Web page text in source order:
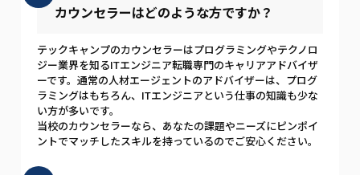
カウンセラーはどのような方ですか？
テックキャンプのカウンセラーはプログラミングやテクノロ
ジー業界を知るITエンジニア転職専門のキャリアアドバイザ
ーです。通常の人材エージェントのアドバイザーは、プログ
ラミングはもちろん、ITエンジニアという仕事の知識も少な
い方が多いです。
当校のカウンセラーなら、あなたの課題やニーズにピンポイ
ントでマッチしたスキルを持っているのでご安心ください。